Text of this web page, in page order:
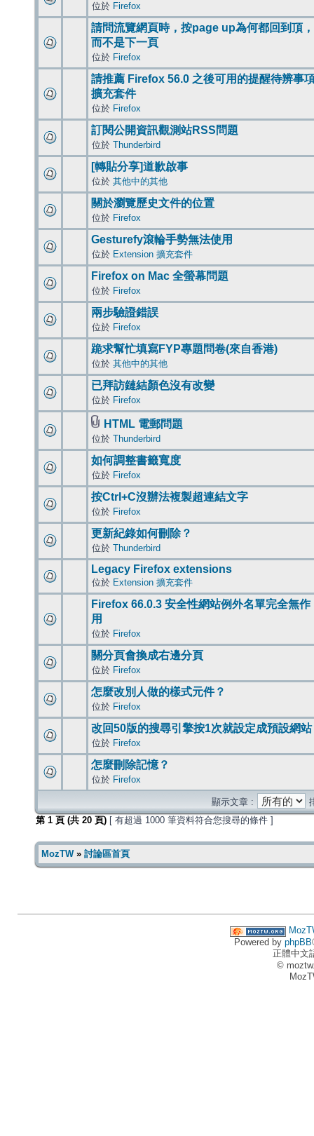
位於 Firefox
請問流覽網頁時，按page up為何都回到頂，
而不是下一頁
位於 Firefox
請推薦 Firefox 56.0 之後可用的提醒待辨事
擴充套件
位於 Firefox
訂閱公開資訊觀測站RSS問題
位於 Thunderbird
[轉貼分享]道歉啟事
位於 其他中的其他
關於瀏覽歷史文件的位置
位於 Firefox
Gesturefy滾輪手勢無法使用
位於 Extension 擴充套件
Firefox on Mac 全螢幕問題
位於 Firefox
兩步驗證錯誤
位於 Firefox
跪求幫忙填寫FYP專題問卷(來自香港)
位於 其他中的其他
已拜訪鏈結顏色沒有改變
位於 Firefox
HTML 電郵問題
位於 Thunderbird
如何調整書籤寬度
位於 Firefox
按Ctrl+C沒辦法複製超連結文字
位於 Firefox
更新紀錄如何刪除？
位於 Thunderbird
Legacy Firefox extensions
位於 Extension 擴充套件
Firefox 66.0.3 安全性網站例外名單完全無作
用
位於 Firefox
關分頁會換成右邊分頁
位於 Firefox
怎麼改別人做的樣式元件？
位於 Firefox
改回50版的搜尋引擎按1次就設定成預設網站
位於 Firefox
怎麼刪除記憶？
位於 Firefox
顯示文章 :
第 1 頁 (共 20 頁) [ 有超過 1000 筆資料符合您搜尋的條件 ]
MozTW» 討論區首頁
Powered by phpBB
正體中文
©